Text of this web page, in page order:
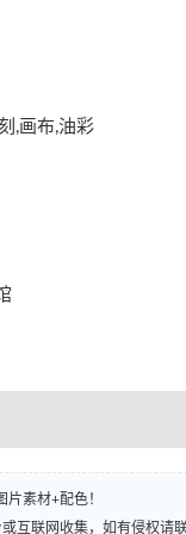
,画布,油彩
素材+配色！
互联网收集，如有侵权请